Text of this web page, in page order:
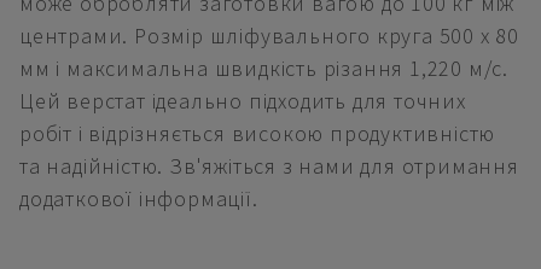
центрами. Розмір шліфувального круга 500 x 80
мм і максимальна швидкість різання 1,220 м/с.
Цей верстат ідеально підходить для точних
робіт і відрізняється високою продуктивністю
та надійністю. Зв'яжіться з нами для отримання
додаткової інформації.